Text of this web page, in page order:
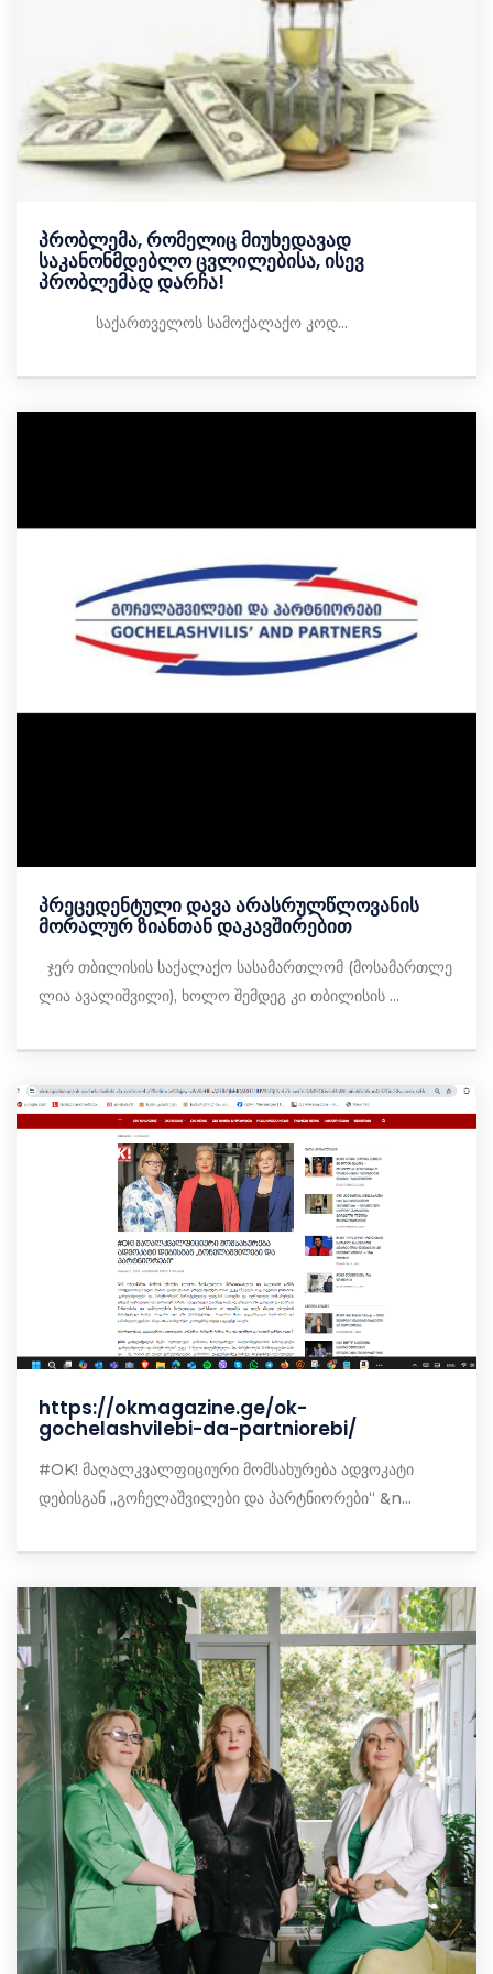
პრობლემა, რომელიც მიუხედავად
საკანონმდებლო ცვლილებისა, ისევ
პრობლემად დარჩა!
საქართველოს სამოქალაქო კოდ...
პრეცედენტული დავა არასრულწლოვანის
მორალურ ზიანთან დაკავშირებით
ჯერ თბილისის საქალაქო სასამართლომ (მოსამართლე
ლია ავალიშვილი), ხოლო შემდეგ კი თბილისის ...
https://okmagazine.ge/ok-
gochelashvilebi-da-partniorebi/
#OK! მაღალკვალფიციური მომსახურება ადვოკატი
დებისგან „გოჩელაშვილები და პარტნიორები“ &n...